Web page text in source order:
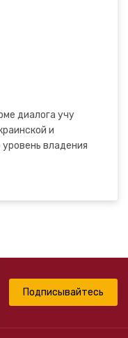
диалога учу
и
владения
Подписывайтесь